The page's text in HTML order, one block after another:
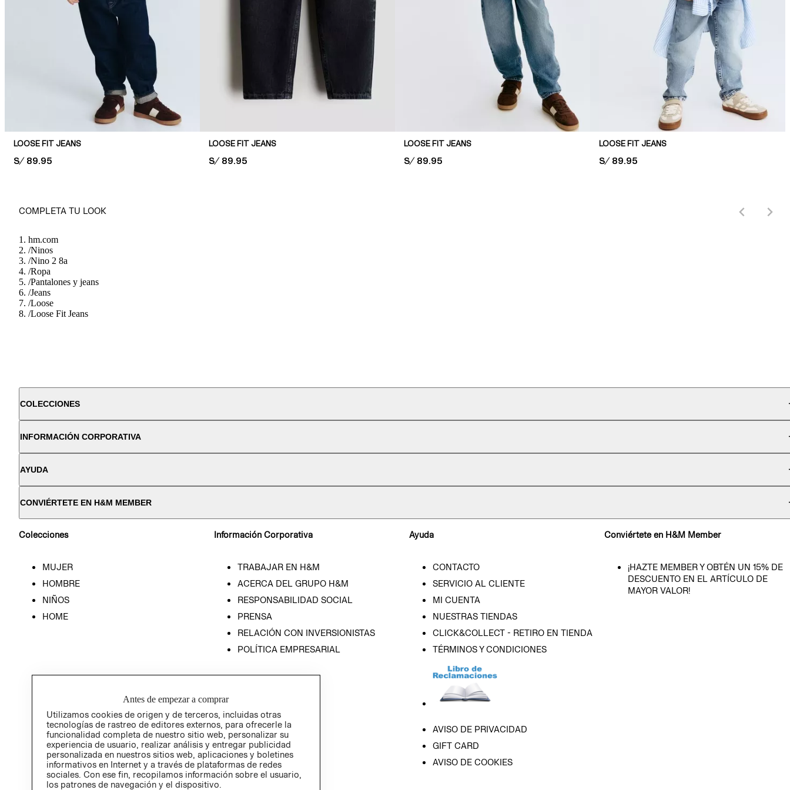
LOOSE FIT JEANS
PRICE:
S/ 89.95
LOOSE FIT JEANS
PRICE:
S/ 89.95
LOOSE FIT JEANS
PRICE:
S/ 89.95
LOOSE FIT JEANS
PRICE:
S/ 89.95
COMPLETA TU LOOK
hm.com
/Ninos
/Nino 2 8a
/Ropa
/Pantalones y jeans
/Jeans
/Loose
/Loose Fit Jeans
COLECCIONES
INFORMACIÓN CORPORATIVA
AYUDA
CONVIÉRTETE EN H&M MEMBER
Colecciones
MUJER
HOMBRE
NIÑOS
HOME
Información Corporativa
TRABAJAR EN H&M
ACERCA DEL GRUPO H&M
RESPONSABILIDAD SOCIAL
PRENSA
RELACIÓN CON INVERSIONISTAS
POLÍTICA EMPRESARIAL
Ayuda
CONTACTO
SERVICIO AL CLIENTE
MI CUENTA
NUESTRAS TIENDAS
CLICK&COLLECT - RETIRO EN TIENDA
TÉRMINOS Y CONDICIONES
AVISO DE PRIVACIDAD
GIFT CARD
AVISO DE COOKIES
Conviértete en H&M Member
¡HAZTE MEMBER Y OBTÉN UN 15% DE
DESCUENTO EN EL ARTÍCULO DE
MAYOR VALOR!
Antes de empezar a comprar
Utilizamos cookies de origen y de terceros, incluidas otras
tecnologías de rastreo de editores externos, para ofrecerle la
funcionalidad completa de nuestro sitio web, personalizar su
experiencia de usuario, realizar análisis y entregar publicidad
personalizada en nuestros sitios web, aplicaciones y boletines
informativos en Internet y a través de plataformas de redes
sociales. Con ese fin, recopilamos información sobre el usuario,
los patrones de navegación y el dispositivo.